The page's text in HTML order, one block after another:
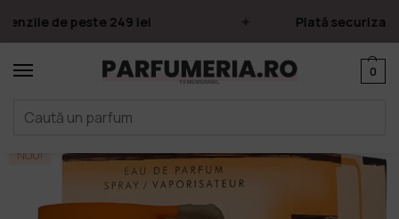
de peste 249 lei Plată securizată
0
Prima pagină / Parfumuri
NOU!